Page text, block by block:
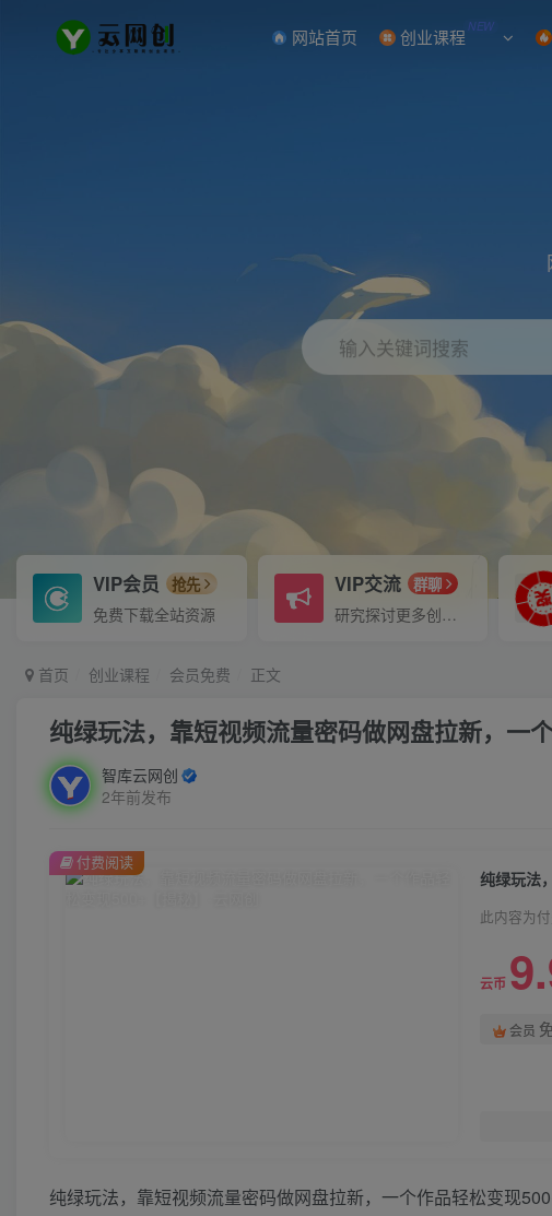
网站首页 创业课程 NEW
输入关键词搜索
VIP会员 抢先
免费下载全站资源
VIP交流 群聊
研究探讨更多创业项目路子。
首页 创业课程 会员免费 正文
纯绿玩法，靠短视频流量密码做网盘拉新，一
智库云网创
2年前发布
纯绿玩法
此内容为
云币
会员
付费阅读
纯绿玩法，靠短视频流量密码做网盘拉新，一个作品轻松变现